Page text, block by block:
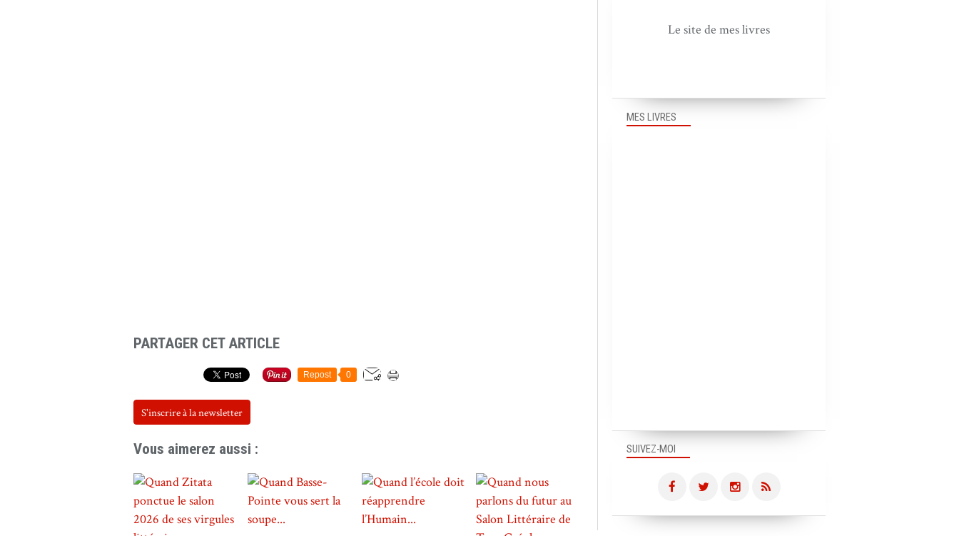
PARTAGER CET ARTICLE
Repost 0
S'inscrire à la newsletter
Vous aimerez aussi : SUIVEZ-MOI
MES LIVRES
Le site de mes livres